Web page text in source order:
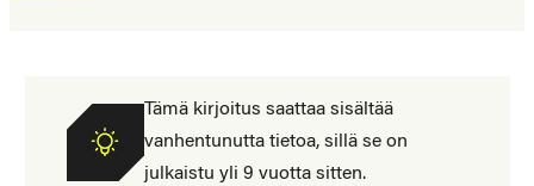
Tämä kirjoitus saattaa sisältää
vanhentunutta tietoa, sillä se on
julkaistu yli 9 vuotta sitten.